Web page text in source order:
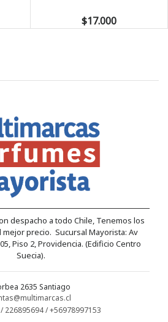
$17.000
despacho a todo Chile, Tenemos los
precio. Sucursal Mayorista: Av
Piso 2, Providencia. (Edificio Centro
Suecia).
2635 Santiago
226895694 / +56978997153